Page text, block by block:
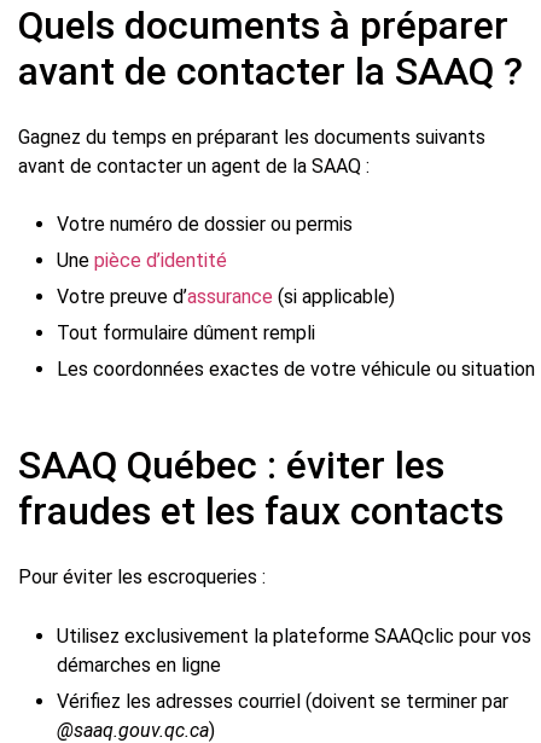
Quels documents à préparer
avant de contacter la SAAQ ?
Gagnez du temps en préparant les documents suivants
avant de contacter un agent de la SAAQ :
Votre numéro de dossier ou permis
Une pièce d’identité
Votre preuve d’assurance (si applicable)
Tout formulaire dûment rempli
Les coordonnées exactes de votre véhicule ou situation
SAAQ Québec : éviter les
fraudes et les faux contacts
Pour éviter les escroqueries :
Utilisez exclusivement la plateforme SAAQclic pour vos
démarches en ligne
Vérifiez les adresses courriel (doivent se terminer par
@saaq.gouv.qc.ca)